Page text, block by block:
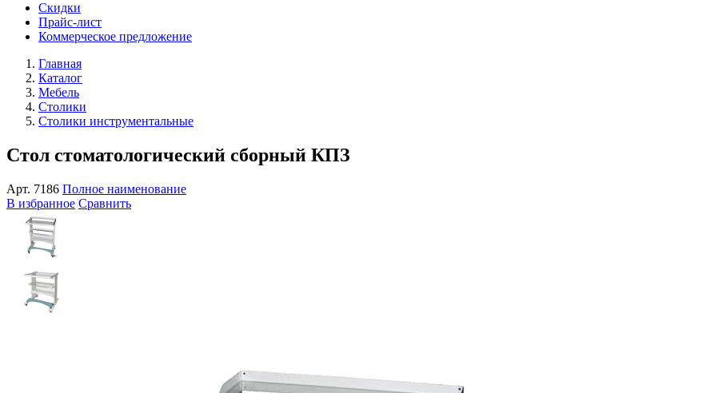
Скидки
Прайс-лист
Коммерческое предложение
Главная
Каталог
Мебель
Столики
Столики инструментальные
Стол стоматологический сборный КПЗ
Арт. 7186 Полное наименование
В избранное Сравнить